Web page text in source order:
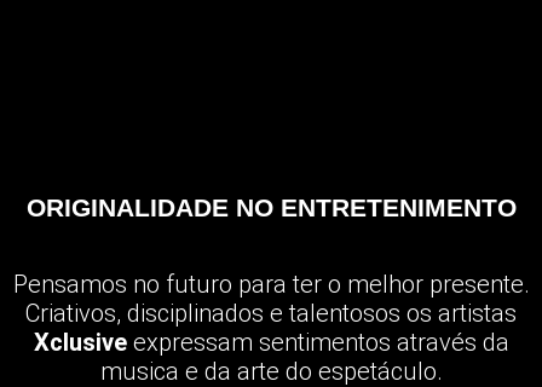
ORIGINALIDADE NO ENTRETENIMENTO
Pensamos no futuro para ter o melhor presente.
Criativos, disciplinados e talentosos os artistas
Xclusive expressam sentimentos através da
musica e da arte do espetáculo.